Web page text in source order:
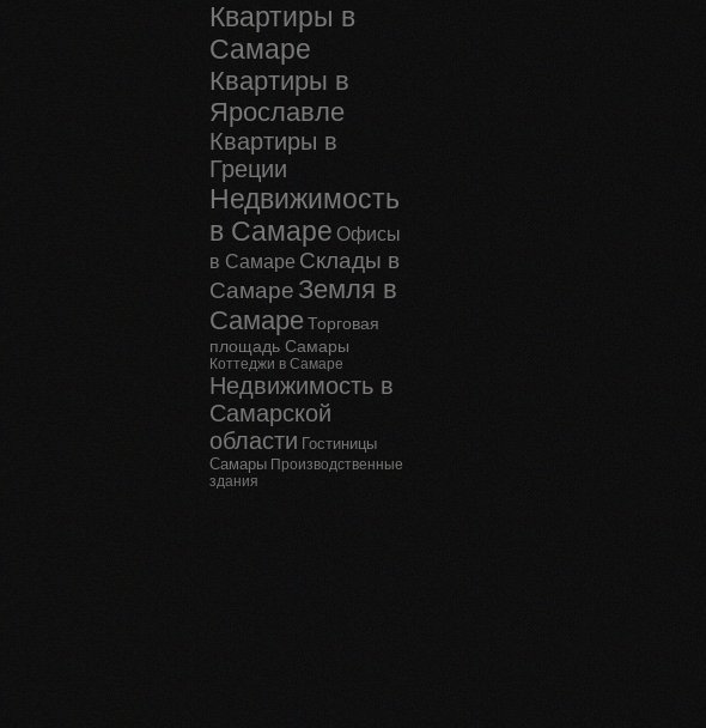
Квартиры в
Самаре
Квартиры в
Ярославле
Квартиры в
Греции
Недвижимость
в Самаре Офисы
в Самаре Склады в
Самаре Земля в
Самаре Торговая
площадь Самары
Коттеджи в Самаре
Недвижимость в
Самарской
области Гостиницы
Самары Производственные
здания